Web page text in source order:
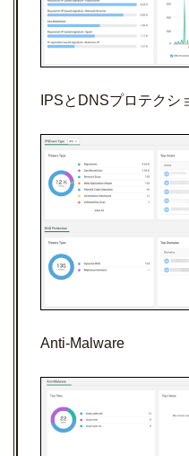
IPSとDNSプロテクシ
Anti-Malware